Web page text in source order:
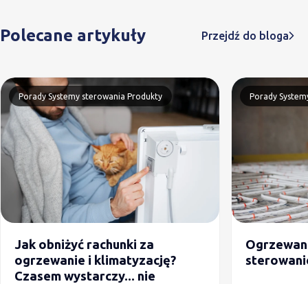
Polecane artykuły Przejdź do bloga
Porady Systemy sterowania Produkty
Jak obniżyć rachunki za
ogrzewanie i klimatyzację?
Czasem wystarczy... nie
Porady